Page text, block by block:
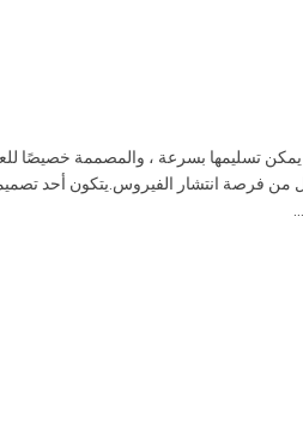
يمكن تسليمها بسرعة ، والمصممة